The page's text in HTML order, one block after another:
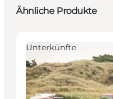
Ähnliche Produkte
Unterkünfte